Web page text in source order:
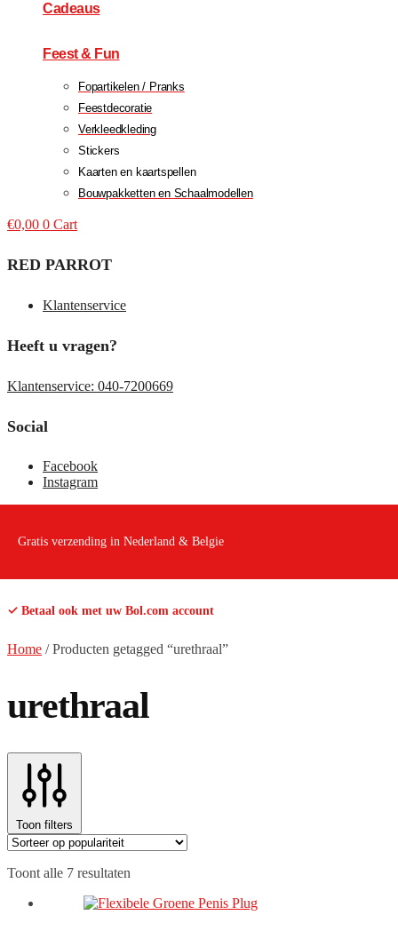
Cadeaus
Feest & Fun
Fopartikelen / Pranks
Feestdecoratie
Verkleedkleding
Stickers
Kaarten en kaartspellen
Bouwpakketten en Schaalmodellen
€0,00 0 Cart
RED PARROT
Klantenservice
Heeft u vragen?
Klantenservice: 040-7200669
Social
Facebook
Instagram
Gratis verzending in Nederland & Belgie
✓ Betaal ook met uw Bol.com account
Home /Producten getagged “urethraal”
urethraal
Toon filters
Toont alle 7 resultaten
populariteit